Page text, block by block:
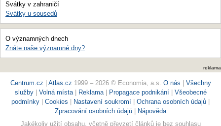
Svátky v zahraničí
Svátky u sousedů
O významných dnech
Znáte naše významné dny?
reklama
Centrum.cz Atlas.cz 1999 – 2026 © Economia, a.s. O nás
Všechny
služby
Volná místa| Reklama Propagace podnikání| Všeobecné
podmínky
Cookies Nastavení soukromí Ochrana osobních údajů
Zpracování osobních údajů
Nápověda
Jakékoliv užití obsahu, včetně převzetí článků je bez souhlasu